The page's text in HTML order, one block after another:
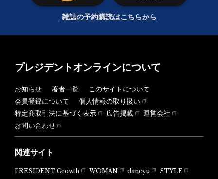
雑誌の予約購読はこちらから
プレジデントオンラインについて
お知らせ 著者一覧
このサイトについて
会員登録について
個人情報の取り扱い
特定商取引法に基づく表示
広告掲載
運営会社
お問い合わせ
関連サイト
PRESIDENT Growth WOMAN dancyu
STYLE